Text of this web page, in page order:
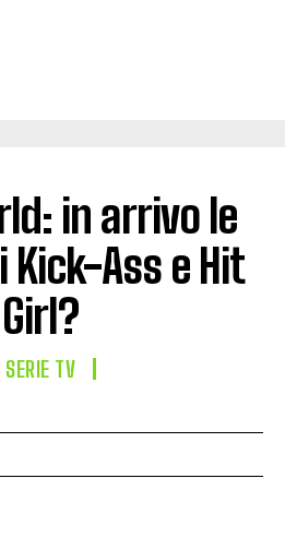
in arrivo le
Kick-Ass e Hit
Girl?
SERIE TV